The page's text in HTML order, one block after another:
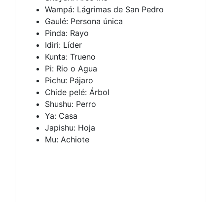
Wampá: Lágrimas de San Pedro
Gaulé: Persona única
Pinda: Rayo
Idiri: Líder
Kunta: Trueno
Pi: Rio o Agua
Pichu: Pájaro
Chide pelé: Árbol
Shushu: Perro
Ya: Casa
Japishu: Hoja
Mu: Achiote